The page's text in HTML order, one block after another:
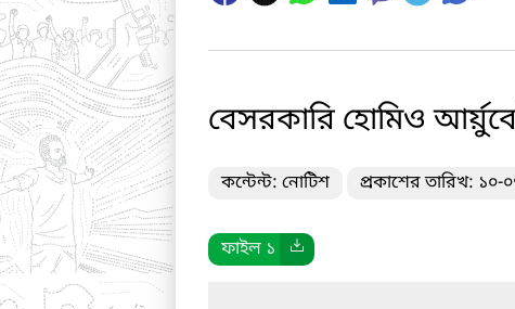
বেসরকারি হোমিও
কন্টেন্ট: নোটিশ প্রকাশের তারিখ: ১০-
ফাইল ১